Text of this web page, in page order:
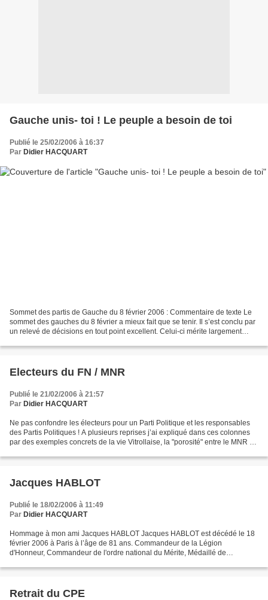
Gauche unis- toi ! Le peuple a besoin de toi
Publié le 25/02/2006 à 16:37
Par Didier HACQUART
Sommet des partis de Gauche du 8 février 2006 : Commentaire de texte Le
sommet des gauches du 8 février a mieux fait que se tenir. Il s’est conclu par
un relevé de décisions en tout point excellent. Celui-ci mérite largement
Electeurs du FN / MNR
Publié le 21/02/2006 à 21:57
Par Didier HACQUART
Ne pas confondre les électeurs pour un Parti Politique et les responsables
des Partis Politiques ! A plusieurs reprises j’ai expliqué dans ces colonnes
par des exemples concrets de la vie Vitrollaise, la "porosité" entre le MNR et
Jacques HABLOT
Publié le 18/02/2006 à 11:49
Par Didier HACQUART
Hommage à mon ami Jacques HABLOT Jacques HABLOT est décédé le 18
février 2006 à Paris à l’âge de 81 ans. Commandeur de la Légion
d'Honneur, Commandeur de l'ordre national du Mérite, Médaillé de
Retrait du CPE